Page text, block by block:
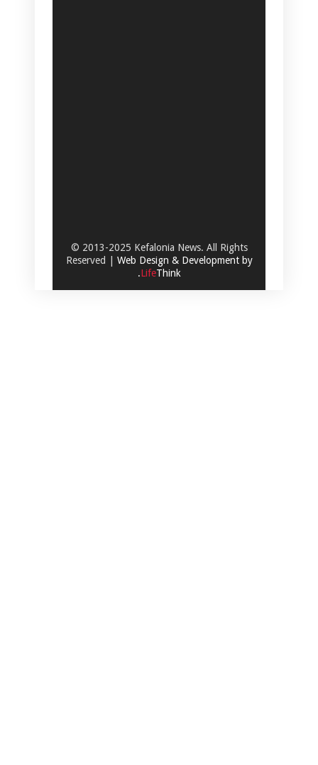
© 2013-2025 Kefalonia News. All Rights
Reserved | Web Design & Development by
.LifeThink